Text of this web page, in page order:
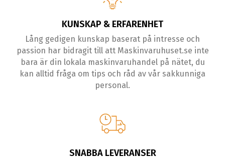
KUNSKAP & ERFARENHET
Lång gedigen kunskap baserat på intresse och
passion har bidragit till att Maskinvaruhuset.se inte
bara är din lokala maskinvaruhandel på nätet, du
kan alltid fråga om tips och råd av vår sakkunniga
personal.
SNABBA LEVERANSER